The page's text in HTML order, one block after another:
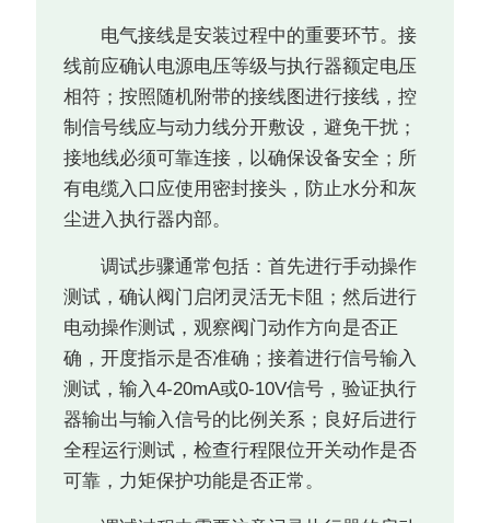
电气接线是安装过程中的重要环节。接
线前应确认电源电压等级与执行器额定电压
相符；按照随机附带的接线图进行接线，控
制信号线应与动力线分开敷设，避免干扰；
接地线必须可靠连接，以确保设备安全；所
有电缆入口应使用密封接头，防止水分和灰
尘进入执行器内部。
调试步骤通常包括：首先进行手动操作
测试，确认阀门启闭灵活无卡阻；然后进行
电动操作测试，观察阀门动作方向是否正
确，开度指示是否准确；接着进行信号输入
测试，输入4-20mA或0-10V信号，验证执行
器输出与输入信号的比例关系；良好后进行
全程运行测试，检查行程限位开关动作是否
可靠，力矩保护功能是否正常。